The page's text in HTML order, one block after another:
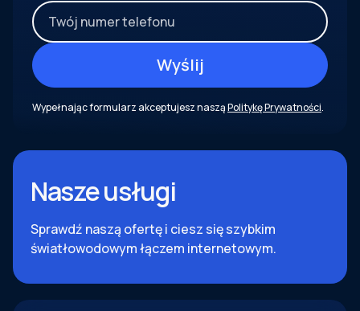
Wypełnając formularz akceptujesz nasząPolitykę Prywatności.
Nasze usługi
Sprawdź naszą ofertę i ciesz się szybkim
światłowodowym łączem internetowym.